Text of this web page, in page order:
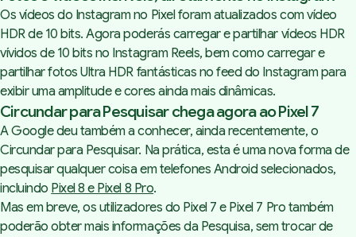
Os vídeos do Instagram no Pixel foram atualizados com vídeo
HDR de 10 bits. Agora poderás carregar e partilhar vídeos HDR
vívidos de 10 bits no Instagram Reels, bem como carregar e
partilhar fotos Ultra HDR fantásticas no feed do Instagram para
exibir uma amplitude e cores ainda mais dinâmicas.
Circundar para Pesquisar chega agora ao Pixel 7
A Google deu também a conhecer, ainda recentemente, o
Circundar para Pesquisar. Na prática, esta é uma nova forma de
pesquisar qualquer coisa em telefones Android selecionados,
incluindo Pixel 8 e Pixel 8 Pro.
Mas em breve, os utilizadores do Pixel 7 e Pixel 7 Pro também
poderão obter mais informações da Pesquisa, sem trocar de